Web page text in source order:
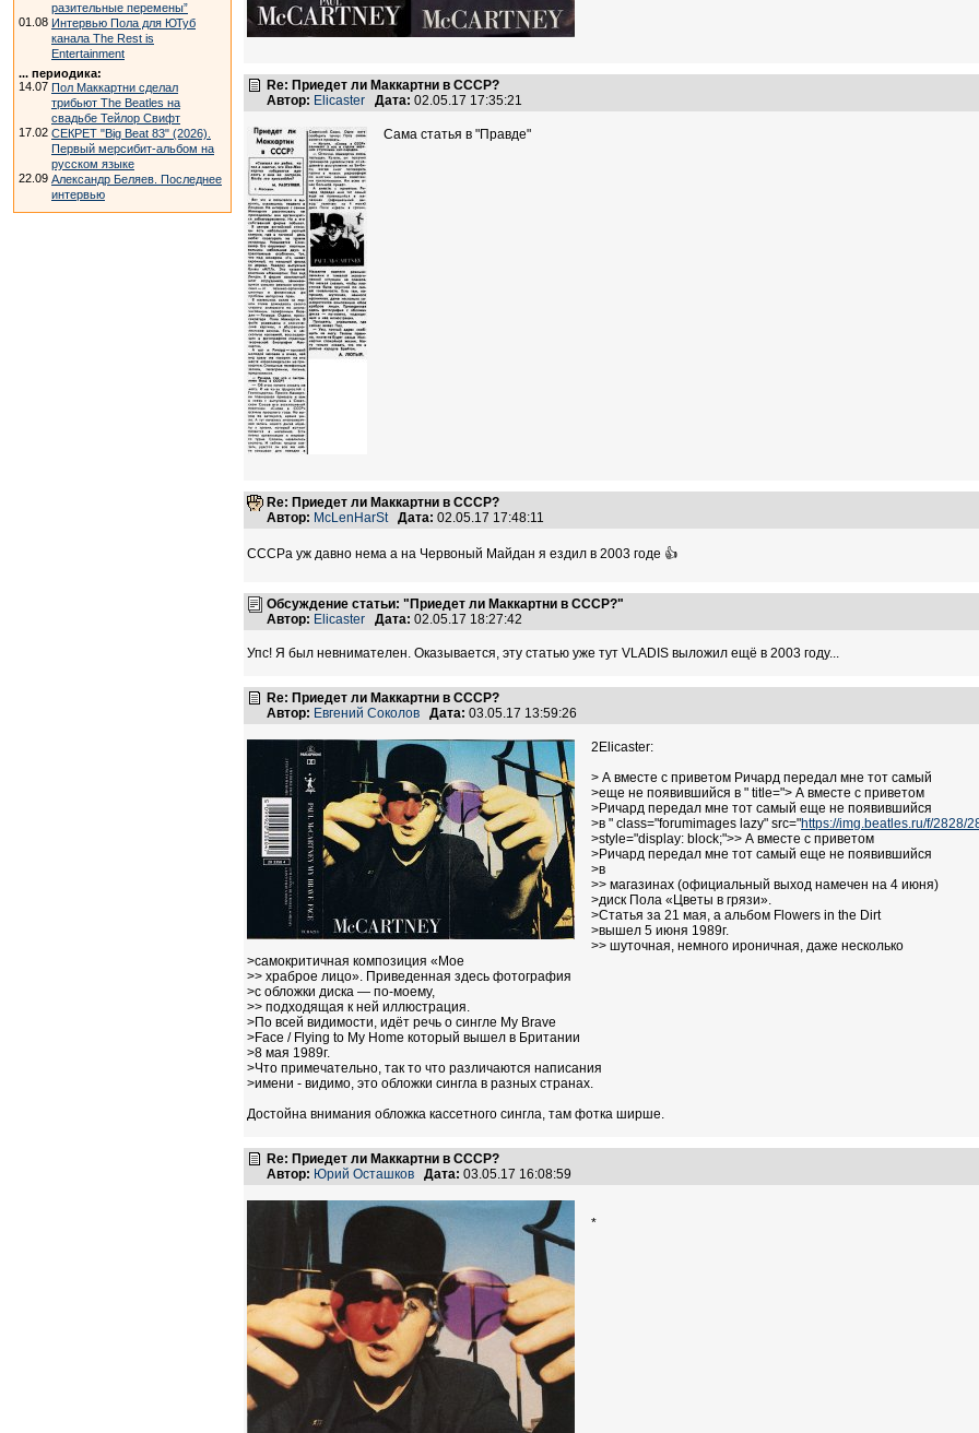
разительные перемены”
01.08 Интервью Пола для ЮТуб
канала The Rest is
Entertainment
... периодика:
14.07 Пол Маккартни сделал
трибьют The Beatles на
свадьбе Тейлор Свифт
17.02 СЕКРЕТ "Big Beat 83" (2026).
Первый мерсибит-альбом на
русском языке
22.09 Александр Беляев. Последнее
интервью
Re: Приедет ли Маккартни в СССР?
Автор: Elicaster Дата: 02.05.17 17:35:21
Сама статья в "Правде"
Re: Приедет ли Маккартни в СССР?
Автор: McLenHarSt Дата: 02.05.17 17:48:11
СССРа уж давно нема а на Червоный Майдан я ездил в 2003 годе 👍
Обсуждение статьи: "Приедет ли Маккартни в СССР?"
Автор: Elicaster Дата: 02.05.17 18:27:42
Упс! Я был невнимателен. Оказывается, эту статью уже тут VLADIS выложил ещё в 2003 году...
Re: Приедет ли Маккартни в СССР?
Автор: Евгений Соколов Дата: 03.05.17 13:59:26
2Elicaster:
> А вместе с приветом Ричард передал мне тот самый
>еще не появившийся в " title="> А вместе с приветом
>Ричард передал мне тот самый еще не появившийся
>в " class="forumimages lazy" src="https://img.beatles.ru/f/2828/
>style="display: block;">> А вместе с приветом
>Ричард передал мне тот самый еще не появившийся
>в
>> магазинах (официальный выход намечен на 4 июня)
>диск Пола «Цветы в грязи».
>Статья за 21 мая, а альбом Flowers in the Dirt
>вышел 5 июня 1989г.
>> шуточная, немного ироничная, даже несколько
>самокритичная композиция «Мое
>> храброе лицо». Приведенная здесь фотография
>с обложки диска — по-моему,
>> подходящая к ней иллюстрация.
>По всей видимости, идёт речь о сингле My Brave
>Face / Flying to My Home который вышел в Британии
>8 мая 1989г.
>Что примечательно, так то что различаются написания
>имени - видимо, это обложки сингла в разных странах.
Достойна внимания обложка кассетного сингла, там фотка ширше.
Re: Приедет ли Маккартни в СССР?
Автор: Юрий Осташков Дата: 03.05.17 16:08:59
*